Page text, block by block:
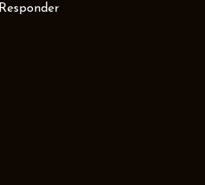
Responder